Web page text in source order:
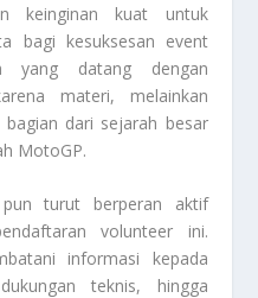
keinginan kuat untuk
bagi kesuksesan event
yang datang dengan
materi, melainkan
dari sejarah besar
MotoGP.
turut berperan aktif
volunteer ini.
informasi kepada
teknis, hingga